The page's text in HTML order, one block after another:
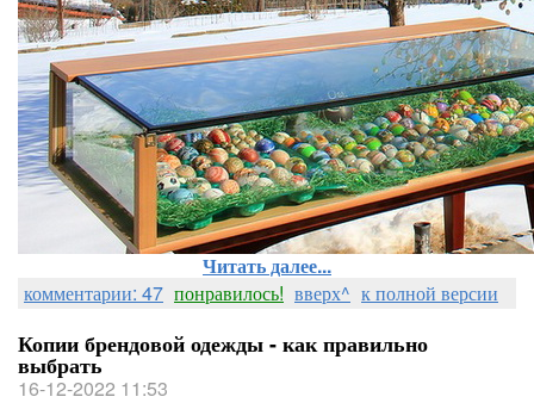
Читать далее...
комментарии: 47 понравилось! вверх^ к полной версии
Копии брендовой одежды - как правильно
выбрать
16-12-2022 11:53